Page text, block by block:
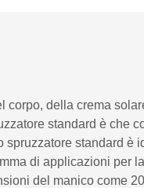
corpo, della crema
standard è che
standard è
di applicazioni per
del manico come